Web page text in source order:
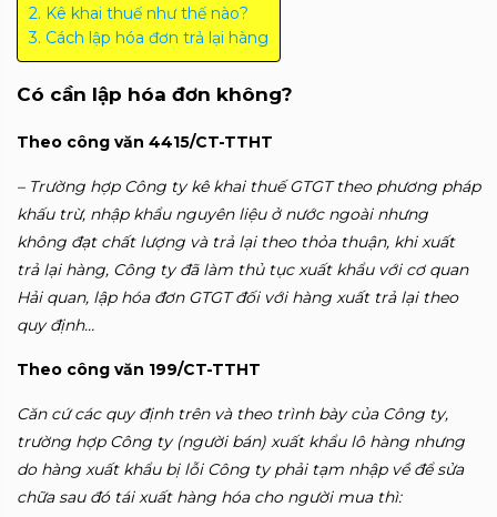
Kê khai thuế như thế nào?
Cách lập hóa đơn trả lại hàng
Có cần lập hóa đơn không?
Theo công văn 4415/CT-TTHT
– Trường hợp Công ty kê khai thuế GTGT theo phương pháp
khấu trừ, nhập khẩu nguyên liệu ở nước ngoài nhưng
không đạt chất lượng và trả lại theo thỏa thuận, khi xuất
trả lại hàng, Công ty đã làm thủ tục xuất khẩu với cơ quan
Hải quan, lập hóa đơn GTGT đối với hàng xuất trả lại theo
quy định…
Theo công văn 199/CT-TTHT
Căn cứ các quy định trên và theo trình bày của Công ty,
trường hợp Công ty (người bán) xuất khẩu lô hàng nhưng
do hàng xuất khẩu bị lỗi Công ty phải tạm nhập về để sửa
chữa sau đó tái xuất hàng hóa cho người mua thì: